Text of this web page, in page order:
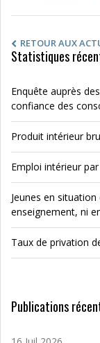
RETOUR AUX
Statistiques
Enquête auprès
confiance des
Produit intérieur
Emploi intérieur
Jeunes en situation
enseignement, ni
Taux de privation
Publications